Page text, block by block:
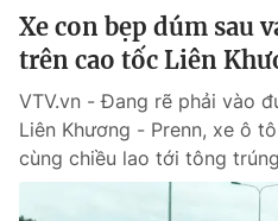
Góc doanh nghiệp
Truyền hình
Hậu trường
Nhân vật
Giải trí
Điện ảnh
Đời sống
Du lịch
Xe con bẹp dúm sau
trên cao tốc Liên
VTV.vn - Đang rẽ phải vào
Liên Khương - Prenn, xe ô
cùng chiều lao tới tông